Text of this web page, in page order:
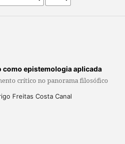
como epistemologia aplicada
crítico no panorama filosófico
Freitas Costa Canal